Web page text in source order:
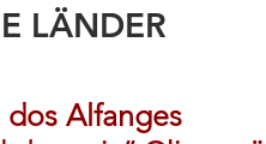
LÄNDER
dos Alfanges